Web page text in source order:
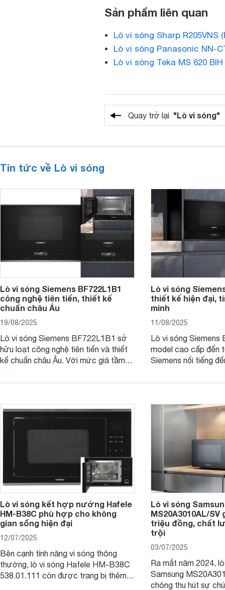
Sản phẩm liên quan
Lò vi sóng Sharp R205VNS
Lò vi sóng Panasonic NN-
Lò vi sóng Teka MS 620 BIH
Quay trở lại "Lò vi sóng"
Tin tức về Lò vi sóng
Lò vi sóng Siemens BF722L1B1
công nghệ tiên tiến, thiết kế
chuẩn châu Âu
19/08/2025
Lò vi sóng Siemens BF722L1B1 sở
hữu loạt công nghệ tiên tiến và thiết
kế chuẩn châu Âu. Với mức giá tầm
cùng tìm hiểu ngay dưới đây nhé.
Lò vi sóng
thiết kế hiện đại,
minh
11/08/2025
Lò vi sóng Siemens
model cao cấp đến
Siemens nổi tiếng
và tiện lợi. Cùng
hiểu chi tiết sản
Lò vi sóng kết hợp nướng Hafele
HM-B38C phù hợp cho không
gian sống hiện đại
12/07/2025
Bên cạnh tính năng vi sóng thông
thường, lò vi sóng Hafele HM-B38C
538.01.111 còn được trang bị thêm
Lò vi sóng
MS20A3010AL/SV
triệu đồng, chất
trội
03/07/2025
Ra mắt năm 2024,
Samsung
chóng thu hút sự